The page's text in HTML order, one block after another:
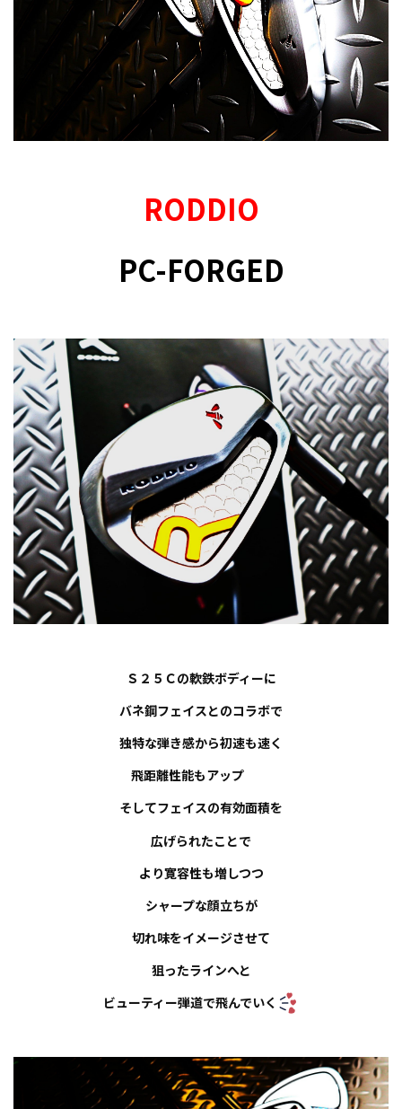
RODDIO
PC-FORGED
Ｓ２５Ｃの軟鉄ボディーに
バネ鋼フェイスとのコラボで
独特な弾き感から初速も速く
飛距離性能もアップ
そしてフェイスの有効面積を
広げられたことで
より寛容性も増しつつ
シャープな顔立ちが
切れ味をイメージさせて
狙ったラインへと
ビューティー弾道で飛んでいく